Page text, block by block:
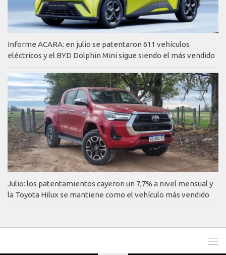
Informe ACARA: en julio se patentaron 611 vehículos
eléctricos y el BYD Dolphin Mini sigue siendo el más vendido
Julio: los patentamientos cayeron un 7,7% a nivel mensual y
la Toyota Hilux se mantiene como el vehículo más vendido